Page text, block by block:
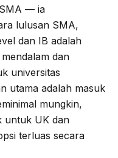
— ia
lulusan SMA,
dan IB adalah
dan
universitas
utama adalah masuk
mungkin,
untuk UK dan
terluas secara